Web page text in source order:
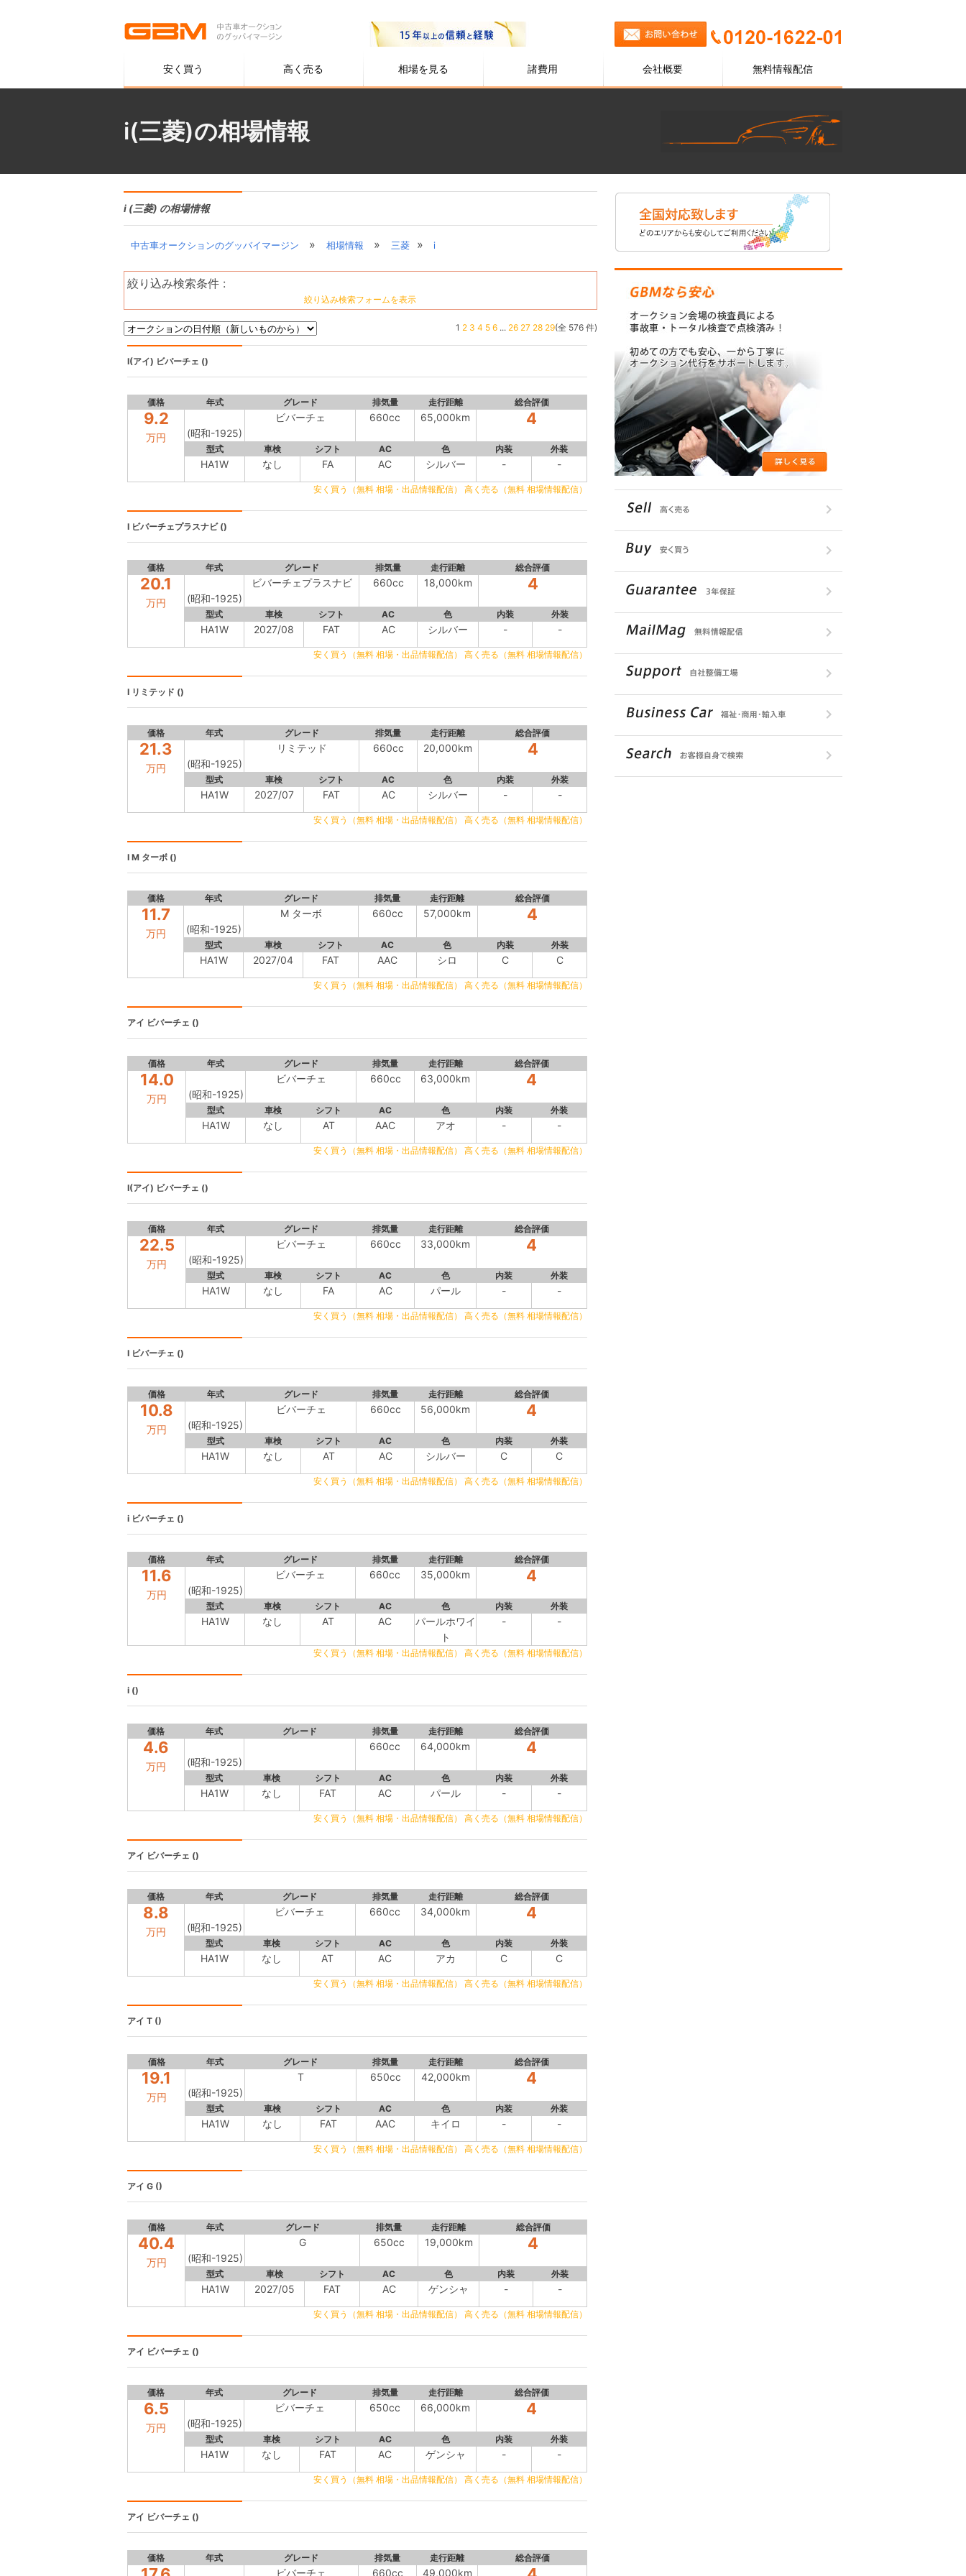
安く買う 高く売る 相場を見る 諸費用 会社概要 無料情報配信
i(三菱)の相場情報
i (三菱) の相場情報
中古車オークションのグッバイマージン » 相場情報 » 三菱 » i
絞り込み検索条件 :
絞り込み検索フォームを表示
1 2 3 4 5 6... 26 27 28 29(全 576 件)
I(アイ) ビバーチェ ()
価格 年式 グレード 排気量 走行距離 総合評価
9.2
万円 (昭和-1925)
ビバーチェ 660cc 65,000km 4
型式 車検 シフト AC 色 内装 外装
HA1W なし FA AC シルバー - -
安く買う（無料 相場・出品情報配信） 高く売る（無料 相場情報配信）
I ビバーチェプラスナビ ()
価格 年式 グレード 排気量 走行距離 総合評価
20.1
万円 (昭和-1925)
ビバーチェプラスナビ 660cc 18,000km 4
型式 車検 シフト AC 色 内装 外装
HA1W 2027/08 FAT AC シルバー - -
安く買う（無料 相場・出品情報配信） 高く売る（無料 相場情報配信）
I リミテッド ()
価格 年式 グレード 排気量 走行距離 総合評価
21.3
万円 (昭和-1925)
リミテッド 660cc 20,000km 4
型式 車検 シフト AC 色 内装 外装
HA1W 2027/07 FAT AC シルバー - -
安く買う（無料 相場・出品情報配信） 高く売る（無料 相場情報配信）
I M ターボ ()
価格 年式 グレード 排気量 走行距離 総合評価
11.7
万円 (昭和-1925)
M ターボ 660cc 57,000km 4
型式 車検 シフト AC 色 内装 外装
HA1W 2027/04 FAT AAC シロ C C
安く買う（無料 相場・出品情報配信） 高く売る（無料 相場情報配信）
アイ ビバーチェ ()
価格 年式 グレード 排気量 走行距離 総合評価
14.0
万円 (昭和-1925)
ビバーチェ 660cc 63,000km 4
型式 車検 シフト AC 色 内装 外装
HA1W なし AT AAC アオ - -
安く買う（無料 相場・出品情報配信） 高く売る（無料 相場情報配信）
I(アイ) ビバーチェ ()
価格 年式 グレード 排気量 走行距離 総合評価
22.5
万円 (昭和-1925)
ビバーチェ 660cc 33,000km 4
型式 車検 シフト AC 色 内装 外装
HA1W なし FA AC パール - -
安く買う（無料 相場・出品情報配信） 高く売る（無料 相場情報配信）
I ビバーチェ ()
価格 年式 グレード 排気量 走行距離 総合評価
10.8
万円 (昭和-1925)
ビバーチェ 660cc 56,000km 4
型式 車検 シフト AC 色 内装 外装
HA1W なし AT AC シルバー C C
安く買う（無料 相場・出品情報配信） 高く売る（無料 相場情報配信）
i ビバーチェ ()
価格 年式 グレード 排気量 走行距離 総合評価
11.6
万円 (昭和-1925)
ビバーチェ 660cc 35,000km 4
型式 車検 シフト AC 色 内装 外装
HA1W なし AT AC
パールホワイ
ト
- -
安く買う（無料 相場・出品情報配信） 高く売る（無料 相場情報配信）
i ()
価格 年式 グレード 排気量 走行距離 総合評価
4.6
万円 (昭和-1925)
660cc 64,000km 4
型式 車検 シフト AC 色 内装 外装
HA1W なし FAT AC パール - -
安く買う（無料 相場・出品情報配信） 高く売る（無料 相場情報配信）
アイ ビバーチェ ()
価格 年式 グレード 排気量 走行距離 総合評価
8.8
万円 (昭和-1925)
ビバーチェ 660cc 34,000km 4
型式 車検 シフト AC 色 内装 外装
HA1W なし AT AC アカ C C
安く買う（無料 相場・出品情報配信） 高く売る（無料 相場情報配信）
アイ T ()
価格 年式 グレード 排気量 走行距離 総合評価
19.1
万円 (昭和-1925)
T 650cc 42,000km 4
型式 車検 シフト AC 色 内装 外装
HA1W なし FAT AAC キイロ - -
安く買う（無料 相場・出品情報配信） 高く売る（無料 相場情報配信）
アイ G ()
価格 年式 グレード 排気量 走行距離 総合評価
40.4
万円 (昭和-1925)
G 650cc 19,000km 4
型式 車検 シフト AC 色 内装 外装
HA1W 2027/05 FAT AC ゲンシャ - -
安く買う（無料 相場・出品情報配信） 高く売る（無料 相場情報配信）
アイ ビバーチェ ()
価格 年式 グレード 排気量 走行距離 総合評価
6.5
万円 (昭和-1925)
ビバーチェ 650cc 66,000km 4
型式 車検 シフト AC 色 内装 外装
HA1W なし FAT AC ゲンシャ - -
安く買う（無料 相場・出品情報配信） 高く売る（無料 相場情報配信）
アイ ビバーチェ ()
価格 年式 グレード 排気量 走行距離 総合評価
ビバーチェ 660cc 49,000km